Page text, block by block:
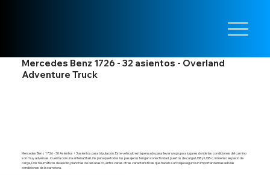
Mercedes Benz 1726 - 32 asientos - Overland
Adventure Truck
Mercedes Benz 1726 - 30 Asientos + 3 asientos para tripulación. Este vehículo está pensado para llevar un grupo a lugares donde las condiciones del camino
son muy adversas. Cuenta con una antena StarLink para que todos los pasajeros tengan conectividad, puertos de carga USB y USB-c. Inmenso espacio de
carga, Dos neumáticos de auxilio, planchas de desatasco, entre varias otras características que hacen a un viaje seguro sin importar demasiado las
condiciones de la carretera.